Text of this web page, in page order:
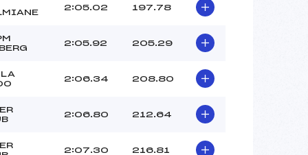
LESCANNE (MO)
FERRIER (CA)
MOREL (CA)
:
2:05.02 197.78
2:05.92 205.29
2:06.34 208.80
2:06.80 212.64
2:07.30 216.81